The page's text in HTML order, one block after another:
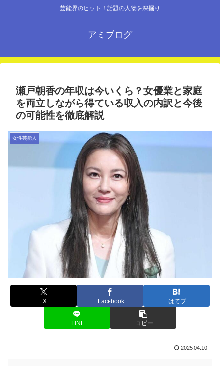
芸能界のヒット！話題の人物を深掘り
アミブログ
瀬戸朝香の年収は今いくら？女優業と家庭
を両立しながら得ている収入の内訳と今後
の可能性を徹底解説
女性芸能人
X Facebook はてブ
LINE コピー
2025.04.10